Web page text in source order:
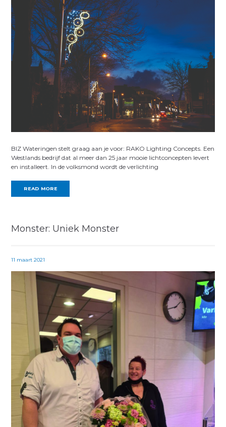
BIZ Wateringen stelt graag aan je voor: RAKO Lighting Concepts. Een
Westlands bedrijf dat al meer dan 25 jaar mooie lichtconcepten levert
en installeert. In de volksmond wordt de verlichting
READ MORE
Monster: Uniek Monster
11 maart 2021